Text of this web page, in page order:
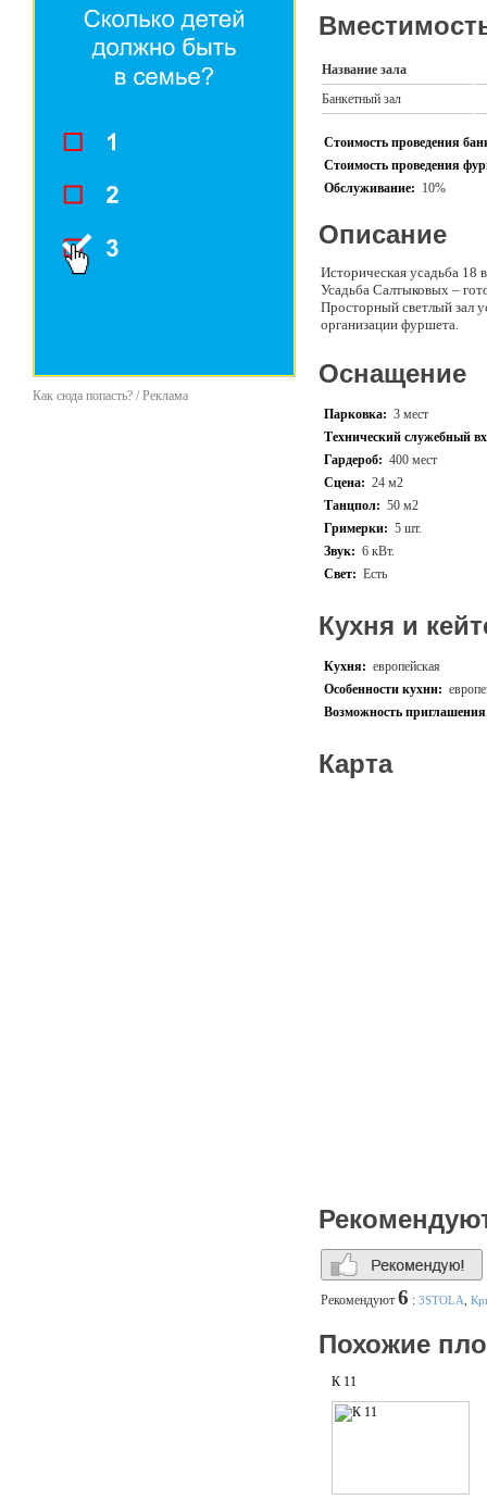
Как сюда попасть? / Реклама
Название зала
Банкетный зал
Стоимость проведения
Стоимость проведения
Обслуживание: 10%
Описание
Историческая усадьба 18
Усадьба Салтыковых –
Просторный светлый зал
организации фуршета.
Оснащение
Парковка: 3 мест
Технический служебный
Гардероб: 400 мест
Сцена: 24 м2
Танцпол: 50 м2
Гримерки: 5 шт.
Звук: 6 кВт.
Свет: Есть
Кухня и
Кухня: европейская
Особенности кухни:
Возможность приглашения
Карта
Рекомендуют 6 : 3STOLA
Похожие
К 11